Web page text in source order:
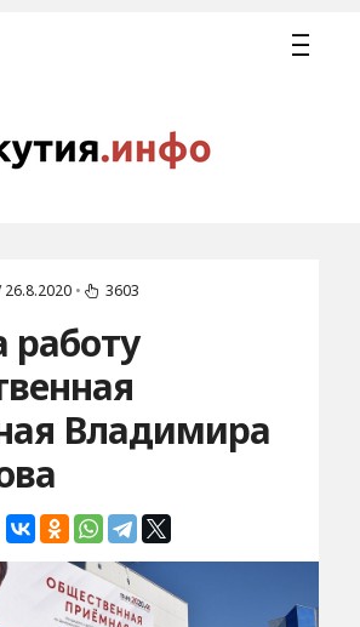
26.8.2020 • 3603
работу
Владимира